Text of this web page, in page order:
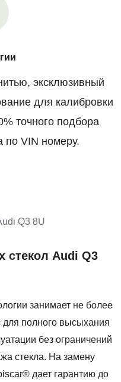
эксклюзивный
для калибровки
точного подбора
по VIN номеру.
Audi Q3
занимает не более
для полного высыхания
без ограничений
стекла. На замену
дает гарантию до